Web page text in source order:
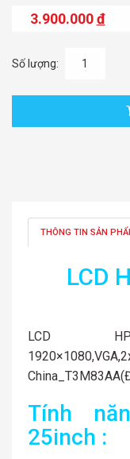
3.900.000đ
Số lượng:
THÔNG TIN SẢN
LCD
LCD
Tính
25inch :